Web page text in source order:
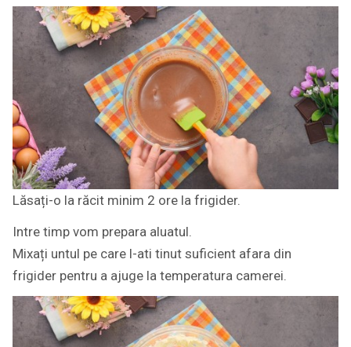
Lăsați-o la răcit minim 2 ore la frigider.
Intre timp vom prepara aluatul.
Mixați untul pe care l-ati tinut suficient afara din
frigider pentru a ajuge la temperatura camerei.